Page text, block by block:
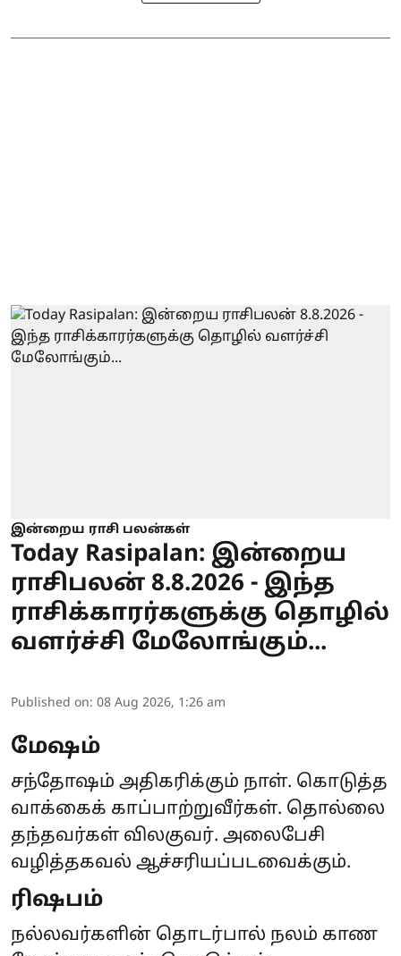
இன்றைய ராசி பலன்கள்
Today Rasipalan: இன்றைய
ராசிபலன் 8.8.2026 - இந்த
ராசிக்காரர்களுக்கு தொழில்
வளர்ச்சி மேலோங்கும்...
Published on: 08 Aug 2026, 1:26 am
மேஷம்
சந்தோஷம் அதிகரிக்கும் நாள். கொடுத்த
வாக்கைக் காப்பாற்றுவீர்கள். தொல்லை
தந்தவர்கள் விலகுவர். அலைபேசி
வழித்தகவல் ஆச்சரியப்படவைக்கும்.
ரிஷபம்
நல்லவர்களின் தொடர்பால் நலம் காண